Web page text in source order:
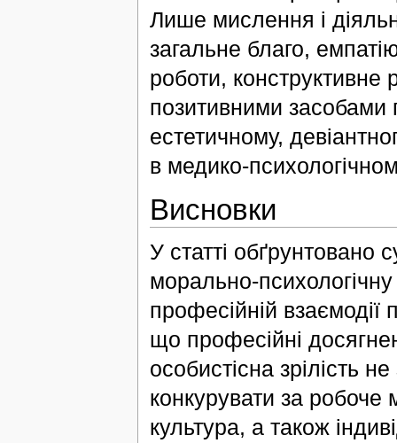
Лише мислення і
загальне благо,
роботи, конструктивне
позитивними засобами
естетичному,
в медико-
Висновки
У статті обґрунтовано
морально-
професійній взаємодії
що професійні
особистісна зрілість
конкурувати за робоче
культура, а також